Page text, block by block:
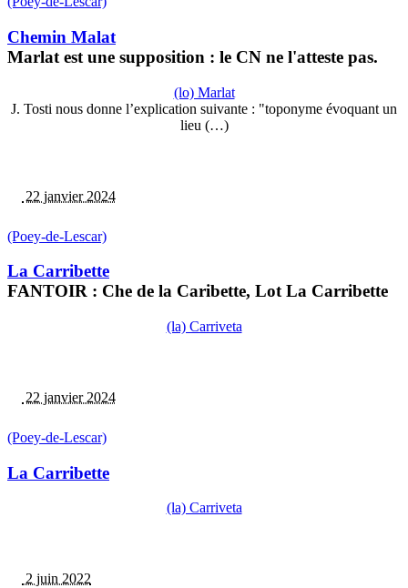
Chemin Malat
Marlat est une supposition : le CN ne l'atteste pas.
(lo) Marlat
J. Tosti nous donne l’explication suivante : "toponyme évoquant un
lieu (…)
22 janvier 2024
(Poey-de-Lescar)
La Carribette
FANTOIR : Che de la Caribette, Lot La Carribette
(la) Carriveta
22 janvier 2024
(Poey-de-Lescar)
La Carribette
(la) Carriveta
2 juin 2022